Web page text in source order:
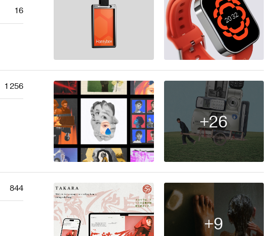
16
109
1 256
16
+26
844
+9